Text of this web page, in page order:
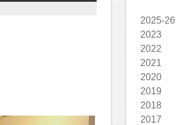
2025-26
2023
2022
2021
2020
2019
2018
2017